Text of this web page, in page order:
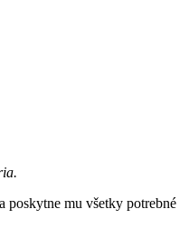
poskytne mu všetky potrebné